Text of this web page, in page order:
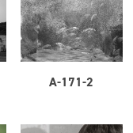
A-171-2